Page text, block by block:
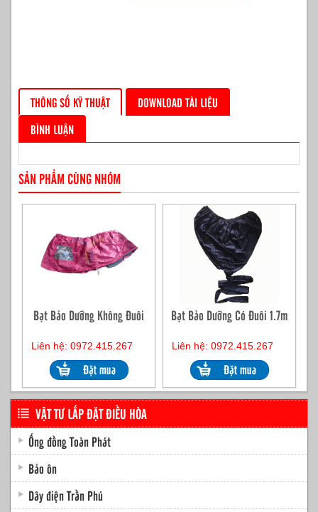
THÔNG SỐ KỸ THUẬT
DOWNLOAD TÀI LIỆU
BÌNH LUẬN
SẢN PHẨM CÙNG NHÓM
Bạt Bảo Dưỡng Không Đuôi
Liên hệ: 0972.415.267
Bạt Bảo Dưỡng Có Đuôi 1.7m
Liên hệ: 0972.415.267
VẬT TƯ LẮP ĐẶT ĐIỀU HÒA
Ống đồng Toàn Phát
Bảo ôn
Dây điện Trần Phú